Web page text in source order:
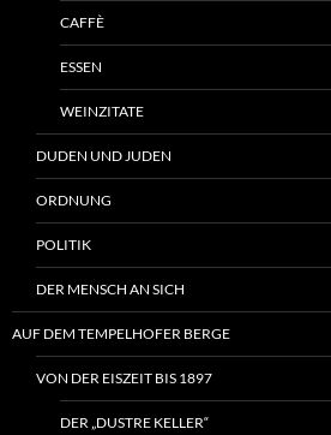
CAFFÈ
ESSEN
WEINZITATE
DUDEN UND JUDEN
ORDNUNG
POLITIK
DER MENSCH AN SICH
AUF DEM TEMPELHOFER BERGE
VON DER EISZEIT BIS 1897
DER „DUSTRE KELLER“